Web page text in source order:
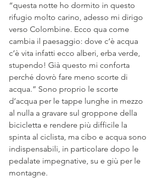
“questa notte ho dormito in questo
rifugio molto carino, adesso mi dirigo
verso Colombine. Ecco qua come
cambia il paesaggio: dove c’è acqua
c’è vita infatti ecco alberi, erba verde,
stupendo! Già questo mi conforta
perché dovrò fare meno scorte di
acqua.” Sono proprio le scorte
d’acqua per le tappe lunghe in mezzo
al nulla a gravare sul groppone della
bicicletta e rendere più difficile la
spinta al ciclista, ma cibo e acqua sono
indispensabili, in particolare dopo le
pedalate impegnative, su e giù per le
montagne.